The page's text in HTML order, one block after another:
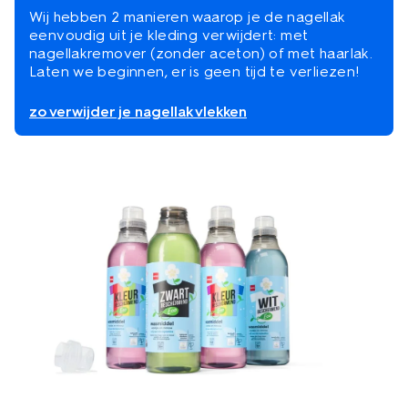
Wij hebben 2 manieren waarop je de nagellak
eenvoudig uit je kleding verwijdert: met
nagellakremover (zonder aceton) of met haarlak.
Laten we beginnen, er is geen tijd te verliezen!
zo verwijder je nagellak vlekken